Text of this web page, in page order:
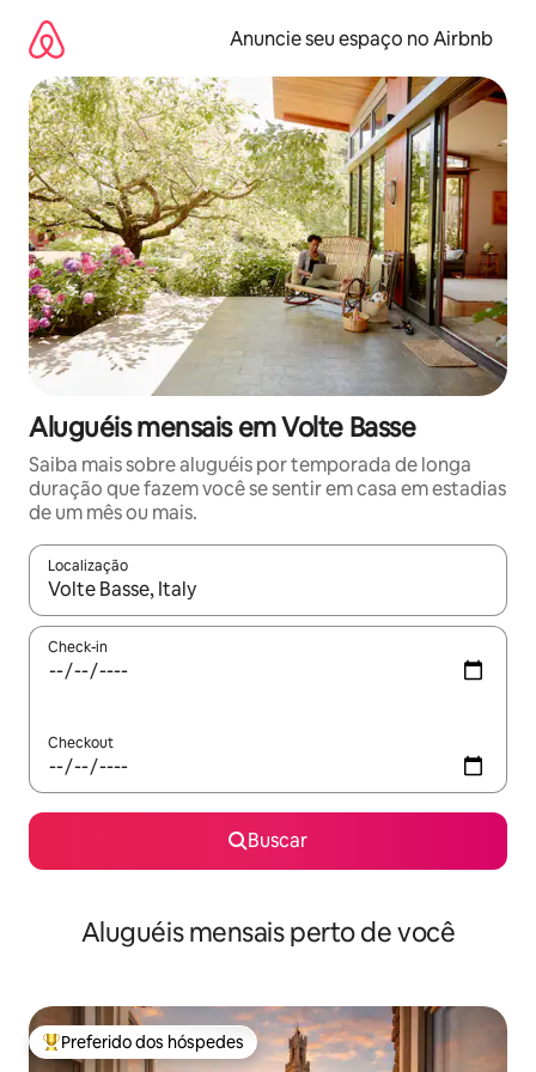
para
conteúdo
Anuncie seu espaço no Airbnb
Aluguéis mensais em Volte Basse
Saiba mais sobre aluguéis por temporada de longa
duração que fazem você se sentir em casa em estadias
de um mês ou mais.
Localização
Quando os resultados estiverem disponíveis, explore-os
Check-in
Checkout
Buscar
Aluguéis mensais perto de você
Entre os melhores preferidos dos hóspedes
Preferido dos hóspedes